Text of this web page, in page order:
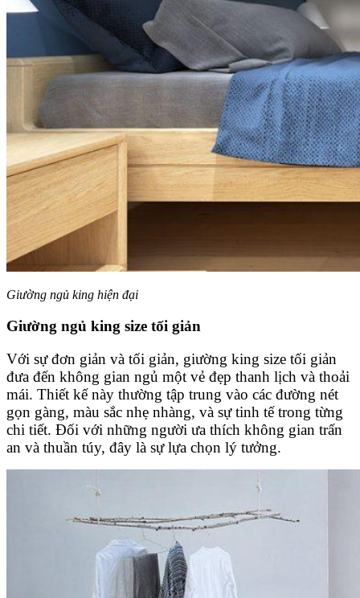
Giường ngủ king hiện đại
Giường ngủ king size tối giản
Với sự đơn giản và tối giản, giường king size tối giản
đưa đến không gian ngủ một vẻ đẹp thanh lịch và thoải
mái. Thiết kế này thường tập trung vào các đường nét
gọn gàng, màu sắc nhẹ nhàng, và sự tinh tế trong từng
chi tiết. Đối với những người ưa thích không gian trấn
an và thuần túy, đây là sự lựa chọn lý tưởng.